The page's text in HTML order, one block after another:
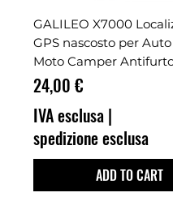
GALILEO X7000
GPS nascosto per
Moto Camper
Prezzo
24,00 €
IVA esclusa |
spedizione esclusa
ADD TO CART